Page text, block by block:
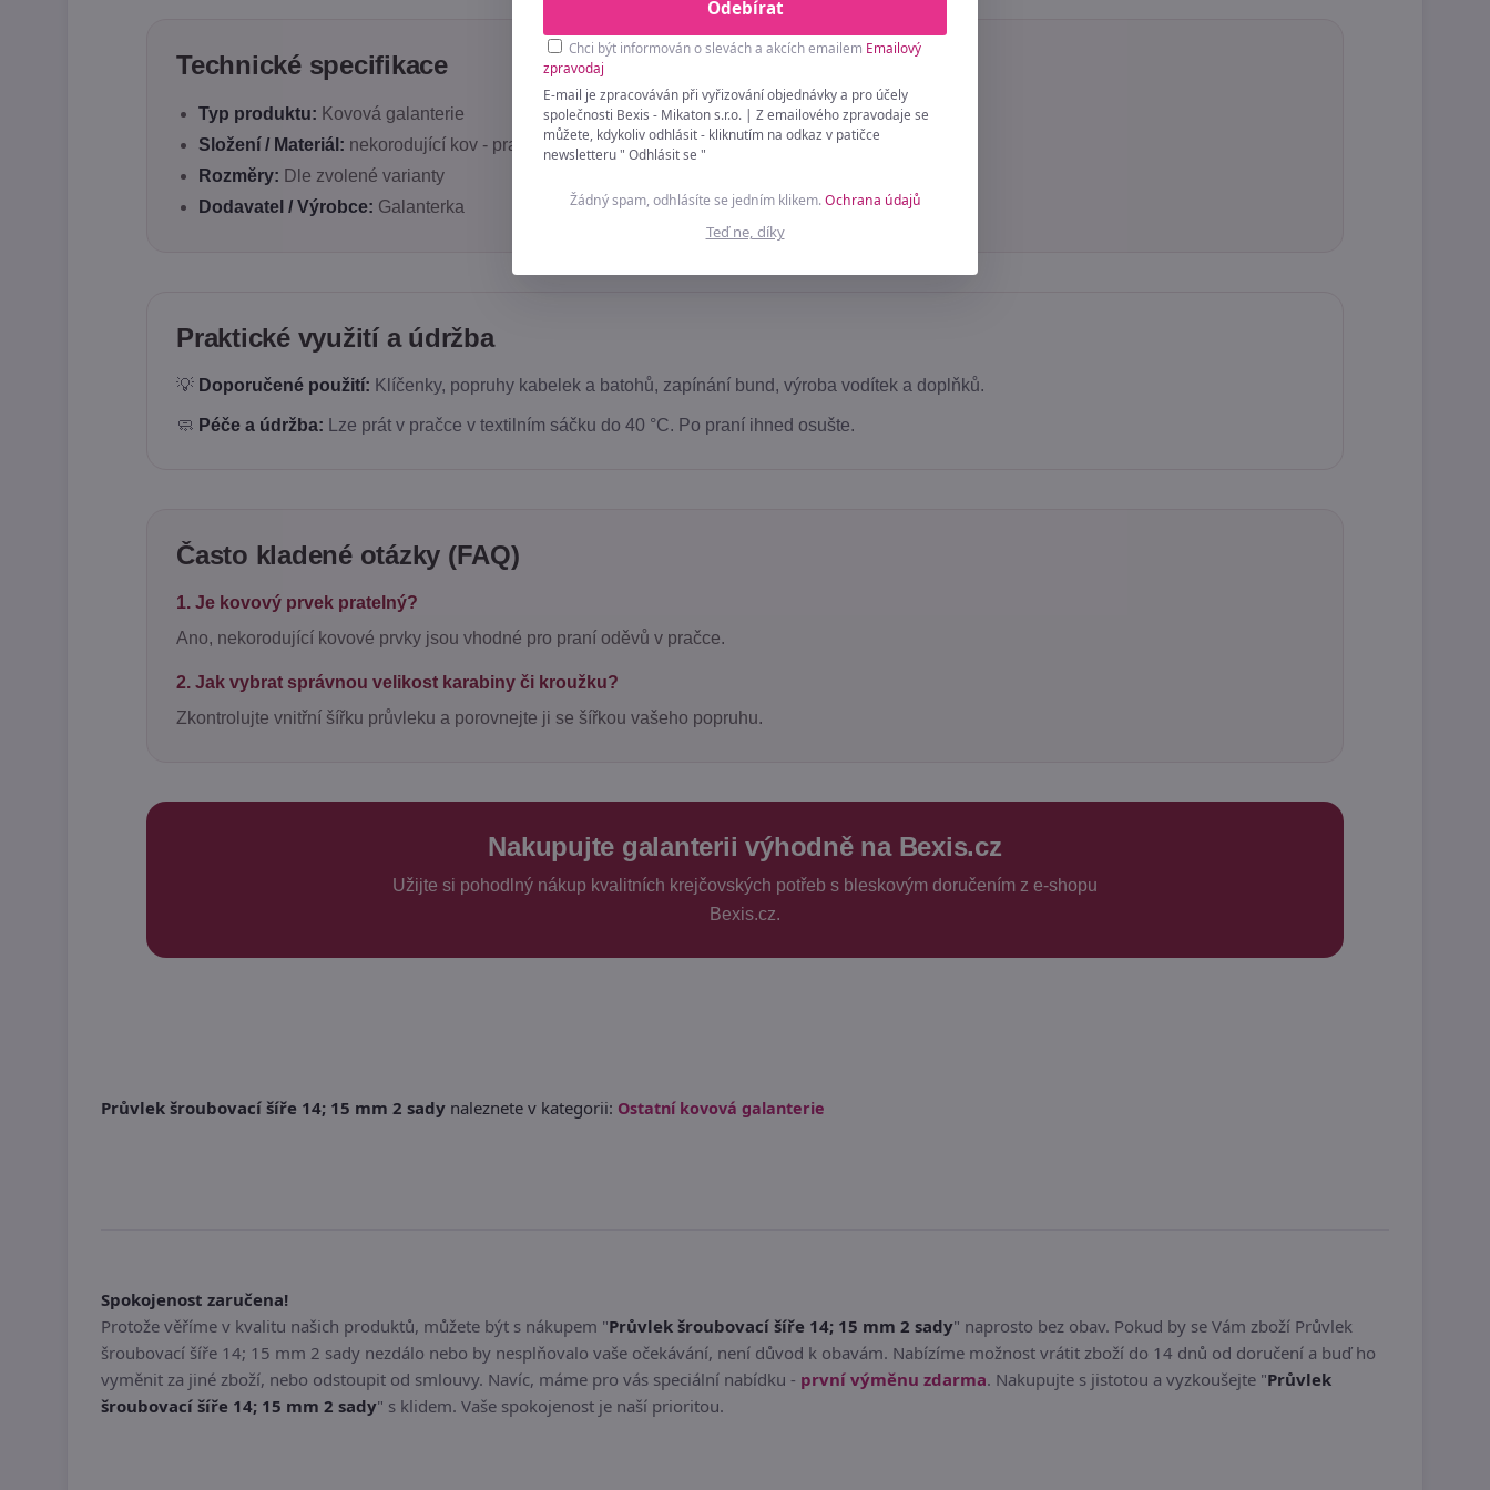
Technické specifikace
Typ produktu: Kovová galanterie
Složení / Materiál: nekorodující kov - pratelný
Rozměry: Dle zvolené varianty
Dodavatel / Výrobce: Galanterka
Praktické využití a údržba
💡 Doporučené použití: Klíčenky, popruhy kabelek a batohů, zapínání bund, výroba vodítek a doplňků.
🧼 Péče a údržba: Lze prát v pračce v textilním sáčku do 40 °C. Po praní ihned osušte.
Často kladené otázky (FAQ)
1. Je kovový prvek pratelný?
Ano, nekorodující kovové prvky jsou vhodné pro praní oděvů v pračce.
2. Jak vybrat správnou velikost karabiny či kroužku?
Zkontrolujte vnitřní šířku průvleku a porovnejte ji se šířkou vašeho popruhu.
Nakupujte galanterii výhodně na Bexis.cz
Užijte si pohodlný nákup kvalitních krejčovských potřeb s bleskovým doručením z e-shopu
Bexis.cz.
Průvlek šroubovací šíře 14; 15 mm 2 sady naleznete v kategorii: Ostatní kovová galanterie
Spokojenost zaručena!
Protože věříme v kvalitu našich produktů, můžete být s nákupem "Průvlek šroubovací šíře 14; 15 mm 2 sady" naprosto bez obav. Pokud by se Vám zboží Průvlek
šroubovací šíře 14; 15 mm 2 sady nezdálo nebo by nesplňovalo vaše očekávání, není důvod k obavám. Nabízíme možnost vrátit zboží do 14 dnů od doručení a buď ho
vyměnit za jiné zboží, nebo odstoupit od smlouvy. Navíc, máme pro vás speciální nabídku - první výměnu zdarma. Nakupujte s jistotou a vyzkoušejte "Průvlek
šroubovací šíře 14; 15 mm 2 sady" s klidem. Vaše spokojenost je naší prioritou.
Odebírat
Chci být informován o slevách a akcích emailem Emailový
zpravodaj
E-mail je zpracováván při vyřizování objednávky a pro účely
společnosti Bexis - Mikaton s.r.o. | Z emailového zpravodaje se
můžete, kdykoliv odhlásit - kliknutím na odkaz v patičce
newsletteru " Odhlásit se "
Žádný spam, odhlásíte se jedním klikem.Ochrana údajů
Teď ne, díky